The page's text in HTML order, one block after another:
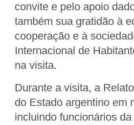
convite e pelo apoio
também sua gratidão à
cooperação e à
Internacional de
na visita.
Durante a visita, a
do Estado argentino em
incluindo funcionários